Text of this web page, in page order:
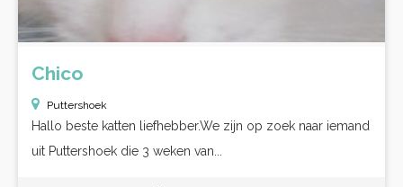
Chico
Puttershoek
Hallo beste katten liefhebber.We zijn op zoek naar iemand
uit Puttershoek die 3 weken van...